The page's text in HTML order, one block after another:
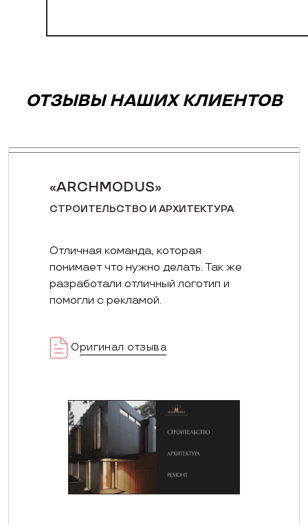
ОТЗЫВЫ НАШИХ КЛИЕНТОВ
«ARCHMODUS»
СТРОИТЕЛЬСТВО И АРХИТЕКТУРА
Отличная команда, которая
понимает что нужно делать. Так же
разработали отличный логотип и
помогли с рекламой.
Оригинал отзыва